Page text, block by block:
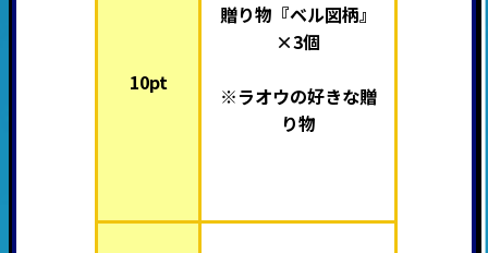
10pt
贈り物『ベル図柄』
×3個
※ラオウの好きな贈
り物